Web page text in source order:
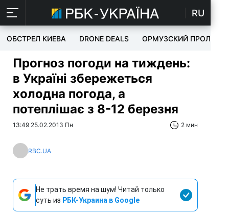
RU
ОБСТРЕЛ КИЕВА DRONE DEALS ОРМУЗСКИЙ ПРОЛИВ
Прогноз погоди на тиждень:
в Україні збережеться
холодна погода, а
потеплішає з 8-12 березня
13:49 25.02.2013 Пн 2 мин
RBC.UA
Не трать время на шум! Читай только
суть из РБК-Украина в Google